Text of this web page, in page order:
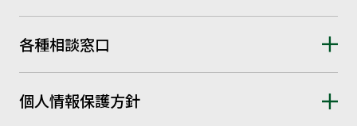
各種相談窓口
個人情報保護方針